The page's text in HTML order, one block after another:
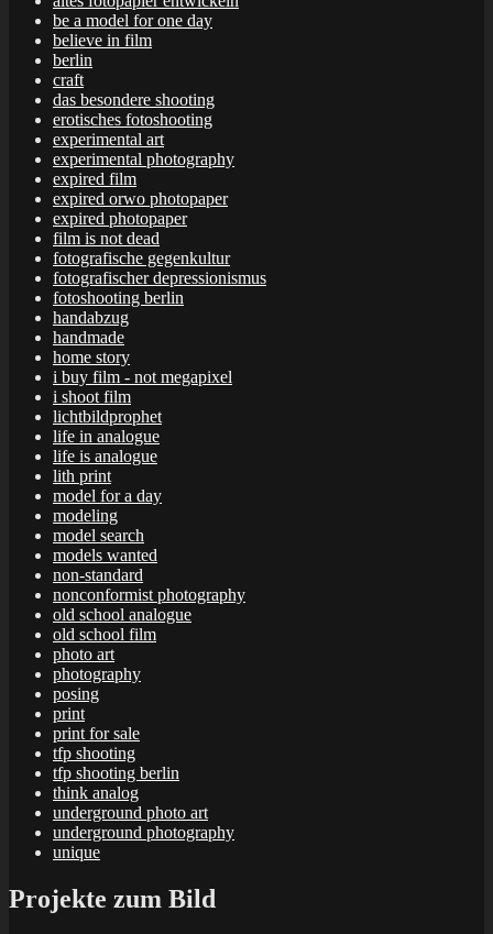
be a model for one day
believe in film
berlin
craft
das besondere shooting
erotisches fotoshooting
experimental art
experimental photography
expired film
expired orwo photopaper
expired photopaper
film is not dead
fotografische gegenkultur
fotografischer depressionismus
fotoshooting berlin
handabzug
handmade
home story
i buy film - not megapixel
i shoot film
lichtbildprophet
life in analogue
life is analogue
lith print
model for a day
modeling
model search
models wanted
non-standard
nonconformist photography
old school analogue
old school film
photo art
photography
posing
print
print for sale
tfp shooting
tfp shooting berlin
think analog
underground photo art
underground photography
unique
Projekte zum Bild